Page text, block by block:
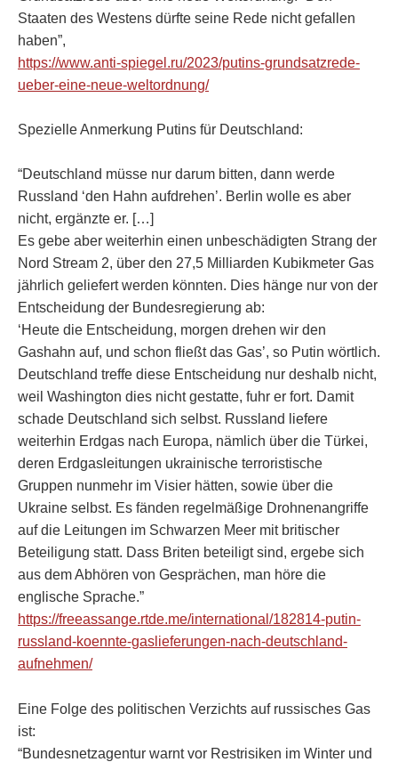
Staaten des Westens dürfte seine Rede nicht gefallen
haben”,
https://www.anti-spiegel.ru/2023/putins-grundsatzrede-
ueber-eine-neue-weltordnung/
Spezielle Anmerkung Putins für Deutschland:
“Deutschland müsse nur darum bitten, dann werde
Russland ‘den Hahn aufdrehen’. Berlin wolle es aber
nicht, ergänzte er. […]
Es gebe aber weiterhin einen unbeschädigten Strang der
Nord Stream 2, über den 27,5 Milliarden Kubikmeter Gas
jährlich geliefert werden könnten. Dies hänge nur von der
Entscheidung der Bundesregierung ab:
‘Heute die Entscheidung, morgen drehen wir den
Gashahn auf, und schon fließt das Gas’, so Putin wörtlich.
Deutschland treffe diese Entscheidung nur deshalb nicht,
weil Washington dies nicht gestatte, fuhr er fort. Damit
schade Deutschland sich selbst. Russland liefere
weiterhin Erdgas nach Europa, nämlich über die Türkei,
deren Erdgasleitungen ukrainische terroristische
Gruppen nunmehr im Visier hätten, sowie über die
Ukraine selbst. Es fänden regelmäßige Drohnenangriffe
auf die Leitungen im Schwarzen Meer mit britischer
Beteiligung statt. Dass Briten beteiligt sind, ergebe sich
aus dem Abhören von Gesprächen, man höre die
englische Sprache.”
https://freeassange.rtde.me/international/182814-putin-
russland-koennte-gaslieferungen-nach-deutschland-
aufnehmen/
Eine Folge des politischen Verzichts auf russisches Gas
ist:
“Bundesnetzagentur warnt vor Restrisiken im Winter und